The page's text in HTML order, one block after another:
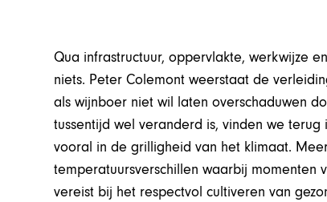
Qua infrastructuur, oppervlakte, werkwijze
niets. Peter Colemont weerstaat de
als wijnboer niet wil laten overschaduwen
tussentijd wel veranderd is, vinden we
vooral in de grilligheid van het klimaat.
temperatuursverschillen waarbij momenten
vereist bij het respectvol cultiveren van